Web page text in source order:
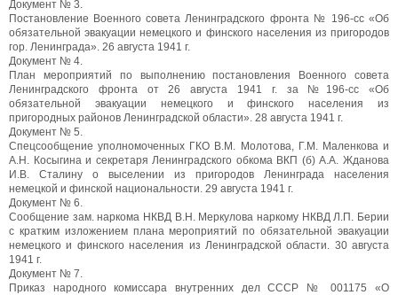
Документ № 3.
Постановление Военного совета Ленинградского фронта № 196-сс «Об
обязательной эвакуации немецкого и финского населения из пригородов
гор. Ленинграда». 26 августа 1941 г.
Документ № 4.
План мероприятий по выполнению постановления Военного совета
Ленинградского фронта от 26 августа 1941 г. за №196-сс «Об
обязательной эвакуации немецкого и финского населения из
пригородных районов Ленинградской области». 28 августа 1941 г.
Документ № 5.
Спецсообщение уполномоченных ГКО В.М. Молотова, Г.М. Маленкова и
А.Н. Косыгина и секретаря Ленинградского обкома ВКП (б) А.А. Жданова
И.В. Сталину о выселении из пригородов Ленинграда населения
немецкой и финской национальности. 29 августа 1941 г.
Документ № 6.
Сообщение зам. наркома НКВД В.Н. Меркулова наркому НКВД Л.П. Берии
с кратким изложением плана мероприятий по обязательной эвакуации
немецкого и финского населения из Ленинградской области. 30 августа
1941 г.
Документ № 7.
Приказ народного комиссара внутренних дел СССР № 001175 «О